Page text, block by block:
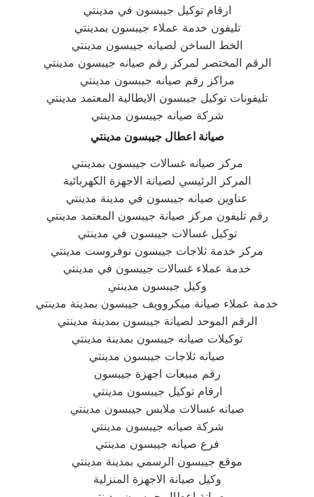
ارقام توكيل جيبسون في مدينتي
تليفون خدمة عملاء جيبسون بمدينتي
الخط الساخن لصيانه جيبسون مدينتي
الرقم المختصر لمركز رقم صيانه جيبسون مدينتي
مراكز رقم صيانه جيبسون مدينتي
تليفونات توكيل جيبسون الايطالية المعتمد مدينتي
شركة صيانه جيبسون مدينتي
صيانة اعطال جيبسون مدينتي
مركز صيانه غسالات جيبسون بمدينتي
المركز الرئيسي لصيانة الاجهزة الكهربائية
عناوين صيانه جيبسون في مدينة مدينتي
رقم تليفون مركز صيانة جيبسون المعتمد مدينتي
توكيل غسالات جيبسون في مدينتي
مركز خدمة ثلاجات جيبسون نوفروست مدينتي
خدمة عملاء غسالات جيبسون في مدينتي
وكيل جيبسون مدينتي
خدمة عملاء صيانة ميكروويف جيبسون بمدينة مدينتي
الرقم الموحد لصيانة جيبسون بمدينة مدينتي
توكيلات صيانه جيبسون بمدينة مدينتي
صيانه ثلاجات جيبسون مدينتي
رقم مبيعات اجهزة جيبسون
ارقام توكيل جيبسون مدينتي
صيانه غسالات ملابس جيبسون مدينتي
شركة صيانه جيبسون مدينتي
فرع صيانه جيبسون مدينتي
موقع جيبسون الرسمي بمدينة مدينتي
وكيل صيانة الاجهزة المنزلية